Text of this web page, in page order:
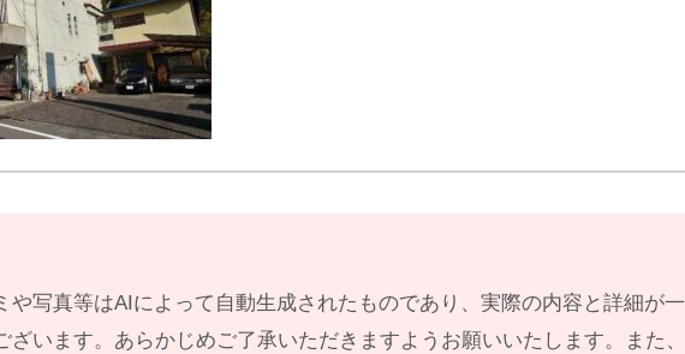
や写真等はAIによって自動生成されたものであり、実際の内容と詳細が一
ざいます。あらかじめご了承いただきますようお願いいたします。また、